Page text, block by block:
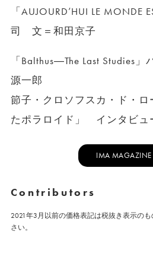
「AUJOURD’HUI LE MONDE
司 文＝和田京子
「Balthus―The Last Studies
源一郎
節子・クロソフスカ・ド・ロ
たポラロイド」 インタビュ
IMA
Contributors
2021年3月以前の価格表記は税抜き表示の
さい。